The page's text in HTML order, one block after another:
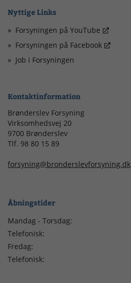
Nyttige Links
Forsyningen på YouTube
Forsyningen på Facebook
Job i Forsyningen
Kontaktinformation
Brønderslev Forsyning
Virksomhedsvej 20
9700 Brønderslev
Tlf. 98 80 15 89
forsyning@bronderslevforsyning.dk
Åbningstider
Mandag - Torsdag:
Telefonisk:
Fredag:
Telefonisk: